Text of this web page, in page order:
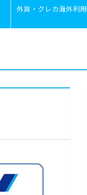
外貨・クレカ海外利用